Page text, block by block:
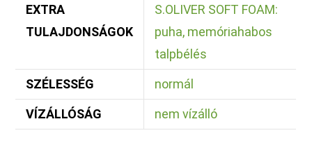
EXTRA
TULAJDONSÁGOK
S.OLIVER SOFT FOAM:
puha, memóriahabos
talpbélés
SZÉLESSÉG normál
VÍZÁLLÓSÁG nem vízálló